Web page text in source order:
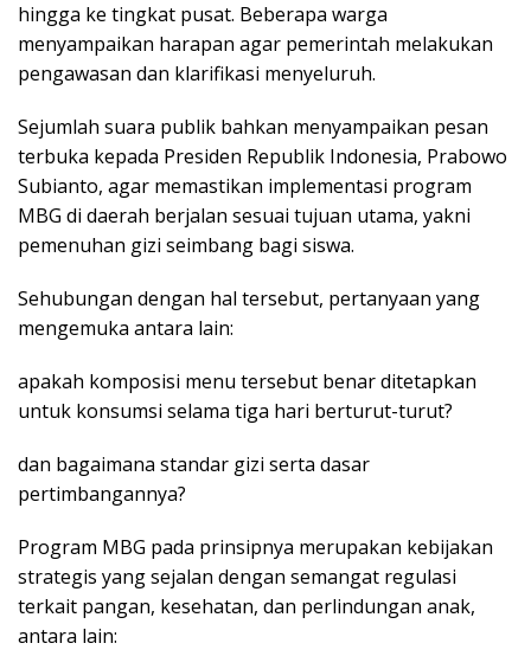
hingga ke tingkat pusat. Beberapa warga
menyampaikan harapan agar pemerintah melakukan
pengawasan dan klarifikasi menyeluruh.
Sejumlah suara publik bahkan menyampaikan pesan
terbuka kepada Presiden Republik Indonesia, Prabowo
Subianto, agar memastikan implementasi program
MBG di daerah berjalan sesuai tujuan utama, yakni
pemenuhan gizi seimbang bagi siswa.
Sehubungan dengan hal tersebut, pertanyaan yang
mengemuka antara lain:
apakah komposisi menu tersebut benar ditetapkan
untuk konsumsi selama tiga hari berturut-turut?
dan bagaimana standar gizi serta dasar
pertimbangannya?
Program MBG pada prinsipnya merupakan kebijakan
strategis yang sejalan dengan semangat regulasi
terkait pangan, kesehatan, dan perlindungan anak,
antara lain: